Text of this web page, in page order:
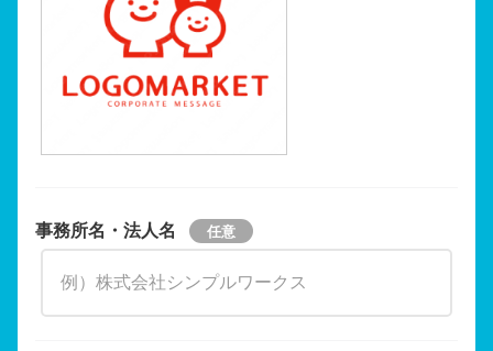
事務所名・法人名